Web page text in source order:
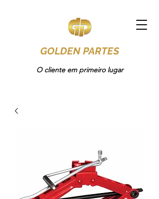
GOLDEN PARTES
O cliente em primeiro lugar